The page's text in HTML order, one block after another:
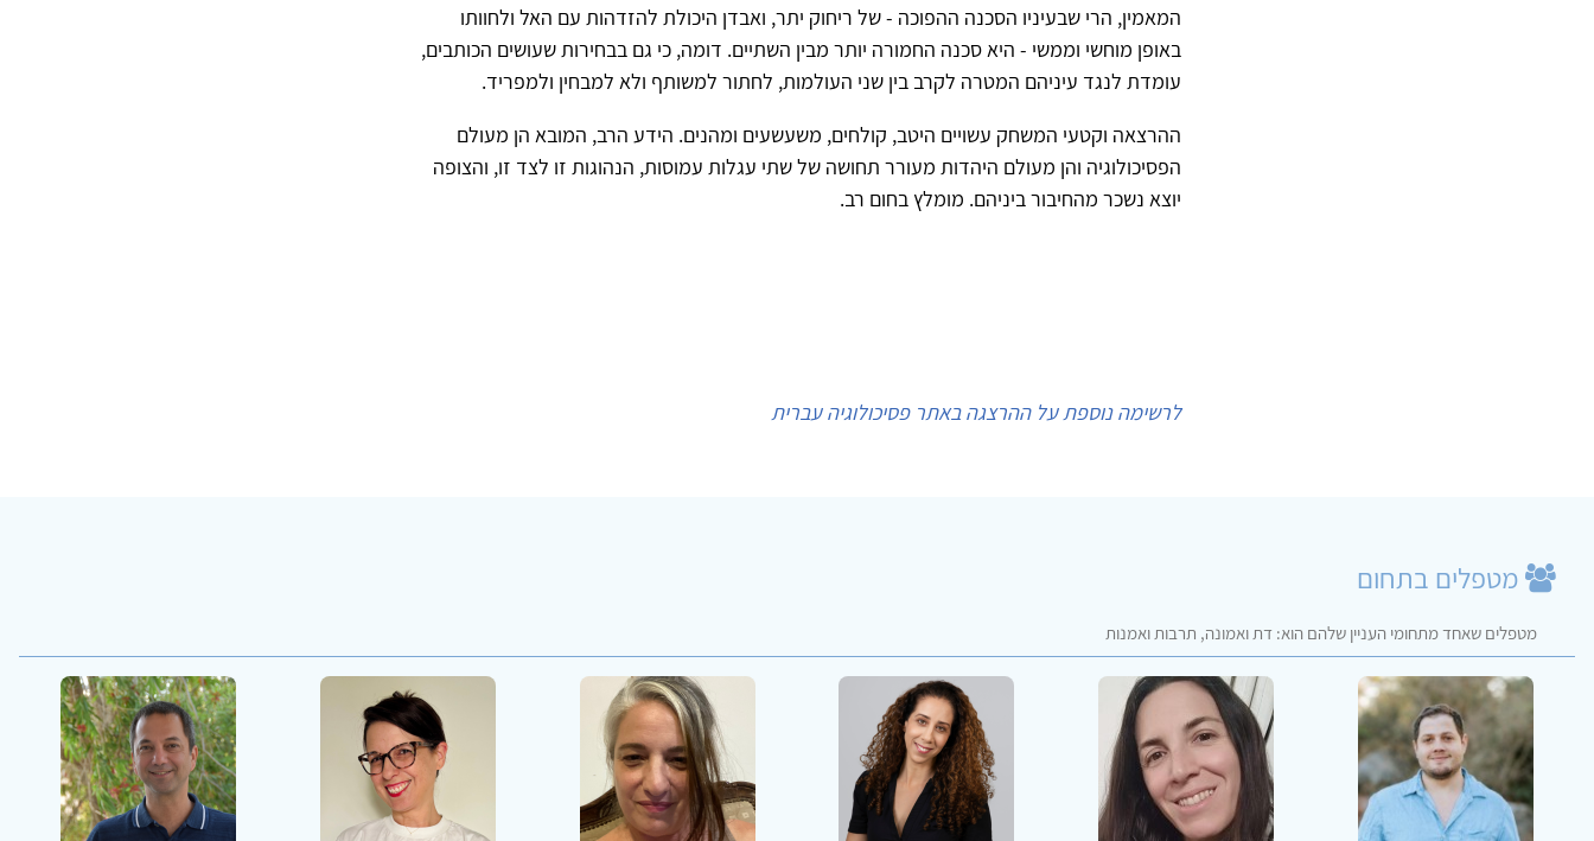
המאמין, הרי שבעיניו הסכנה ההפוכה - של ריחוק יתר, ואבדן היכולת להזדהות עם האל ולחוותו
באופן מוחשי וממשי - היא סכנה החמורה יותר מבין השתיים. דומה, כי גם בבחירות שעושים הכותבים,
עומדת לנגד עיניהם המטרה לקרב בין שני העולמות, לחתור למשותף ולא למבחין ולמפריד.
ההרצאה וקטעי המשחק עשויים היטב, קולחים, משעשעים ומהנים. הידע הרב, המובא הן מעולם
הפסיכולוגיה והן מעולם היהדות מעורר תחושה של שתי עגלות עמוסות, הנהוגות זו לצד זו, והצופה
יוצא נשכר מהחיבור ביניהם. מומלץ בחום רב.
לרשימה נוספת על ההרצגה באתר פסיכולוגיה עברית
מטפלים בתחום
מטפלים שאחד מתחומי העניין שלהם הוא: דת ואמונה, תרבות ואמנות